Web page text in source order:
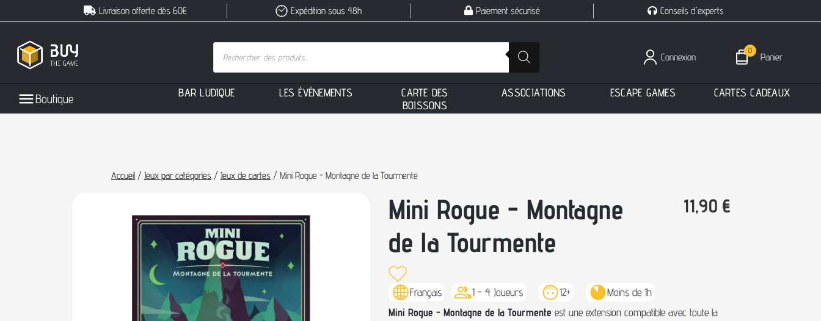
Livraison offerte dès 60€ Expédition sous 48h Paiement sécurisé Conseils d'experts
0
Panier
Connexion
Boutique BAR LUDIQUE LES ÉVÉNEMENTS CARTE DES
BOISSONS
ASSOCIATIONS ESCAPE GAMES CARTES CADEAUX
Accueil / Jeux par catégories / Jeux de cartes / Mini Rogue - Montagne de la Tourmente
Mini Rogue - Montagne
de la Tourmente
11,90 €
Français 1 - 4 Joueurs 12+
Moins de 1h
Mini Rogue - Montagne de la Tourmente est une extension compatible avec toute la